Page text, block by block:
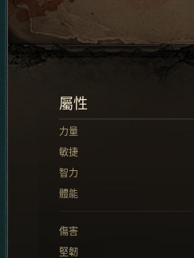
屬性
力量
敏捷
智力
體能
傷害
堅韌